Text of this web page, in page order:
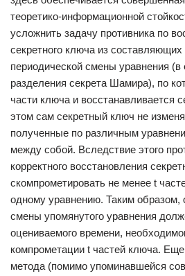
теоретико-информационной
усложнить задачу противника по
секретного ключа из
периодической смены уравнения
разделения секрета Шамира), по
части ключа и восстанавливается
этом сам секретный ключ не
полученные по различным
между собой. Вследствие этого
корректного восстановления
скомпрометировать не менее t
одному уравнению. Таким образом,
смены упомянутого уравнения
оцениваемого времени,
компрометации t частей ключа.
метода (помимо упоминавшейся